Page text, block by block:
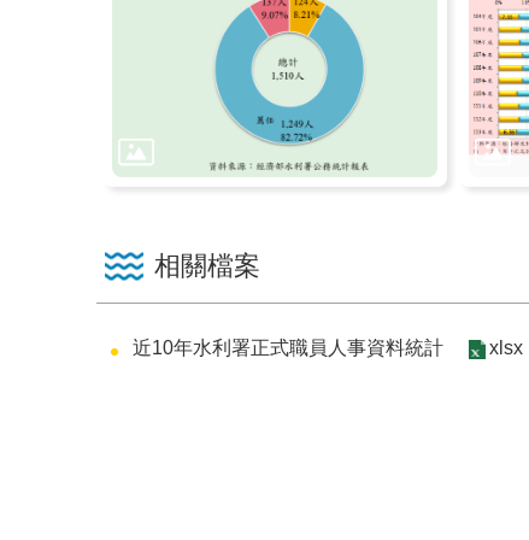
相關檔案
近10年水利署正式職員人事資料統計 xlsx